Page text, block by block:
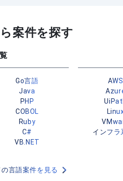
案件を探す
Go言語
Java
PHP
COBOL
Ruby
C#
VB.NET
言語案件を見る
AWS
インフラ